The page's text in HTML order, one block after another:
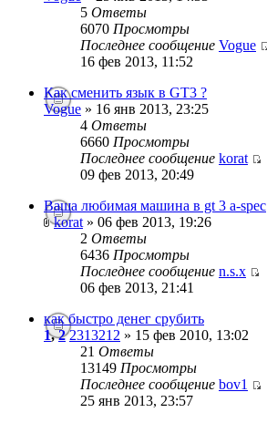
5 Ответы
6070 Просмотры
Последнее сообщение Vogue
16 фев 2013, 11:52
Как сменить язык в GT3 ?
Vogue » 16 янв 2013, 23:25
4 Ответы
6660 Просмотры
Последнее сообщение korat
09 фев 2013, 20:49
Ваша любимая машина в gt 3 a-spec
korat» 06 фев 2013, 19:26
2 Ответы
6436 Просмотры
Последнее сообщение n.s.x
06 фев 2013, 21:41
как быстро денег срубить
1,2 2313212 » 15 фев 2010, 13:02
21 Ответы
13149 Просмотры
Последнее сообщение bov1
25 янв 2013, 23:57